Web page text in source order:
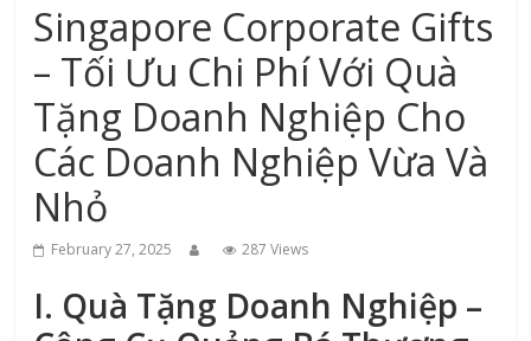
Singapore Corporate Gifts
– Tối Ưu Chi Phí Với Quà
Tặng Doanh Nghiệp Cho
Các Doanh Nghiệp Vừa Và
Nhỏ
February 27, 2025 287 Views
I. Quà Tặng Doanh Nghiệp –